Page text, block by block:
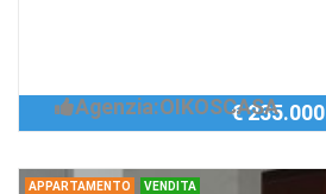
Agenzia:OIKOSCASA€ 235.000
APPARTAMENTO VENDITA